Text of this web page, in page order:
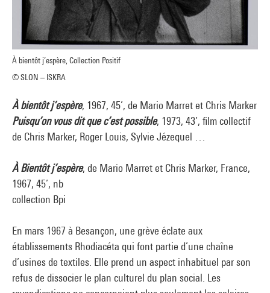
À bientôt j’espère, Collection Positif
© SLON – ISKRA
À bientôt j’espère, 1967, 45’, de Mario Marret et Chris Marker
Puisqu’on vous dit que c’est possible, 1973, 43’, film collectif
de Chris Marker, Roger Louis, Sylvie Jézequel …
À Bientôt j’espère, de Mario Marret et Chris Marker, France,
1967, 45’, nb
collection Bpi
En mars 1967 à Besançon, une grève éclate aux
établissements Rhodiacéta qui font partie d’une chaîne
d’usines de textiles. Elle prend un aspect inhabituel par son
refus de dissocier le plan culturel du plan social. Les